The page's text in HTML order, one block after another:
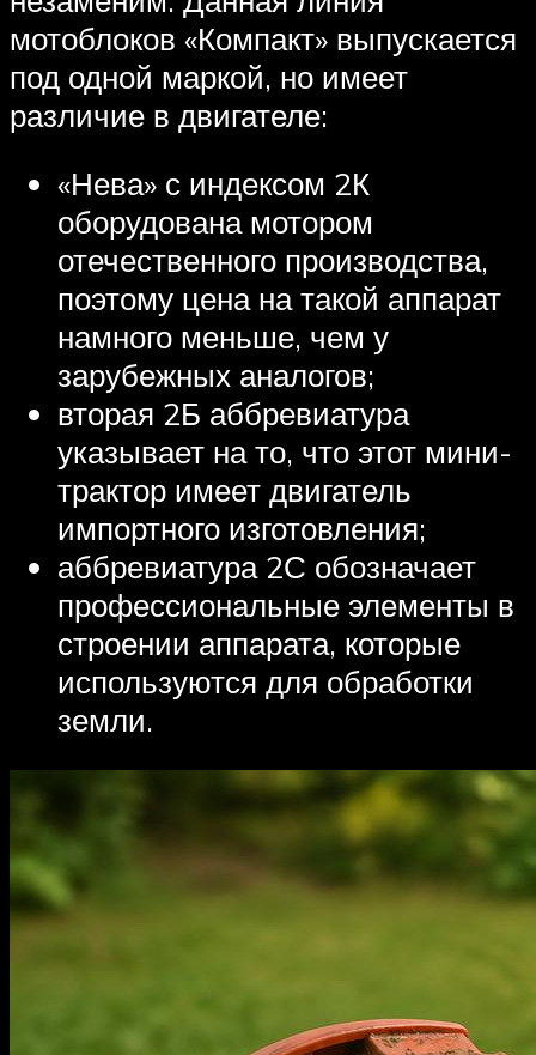
мотоблоков «Компакт» выпускается
под одной маркой, но имеет
различие в двигателе:
«Нева» с индексом 2К
оборудована мотором
отечественного производства,
поэтому цена на такой аппарат
намного меньше, чем у
зарубежных аналогов;
вторая 2Б аббревиатура
указывает на то, что этот мини-
трактор имеет двигатель
импортного изготовления;
аббревиатура 2С обозначает
профессиональные элементы в
строении аппарата, которые
используются для обработки
земли.